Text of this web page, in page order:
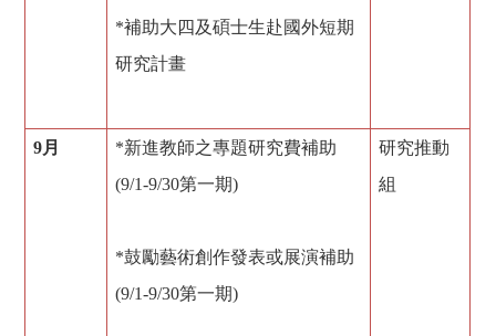
*補助大四及碩士生赴國外短期
研究計畫
9月
*新進教師之專題研究費補助
(9/1-9/30第一期)
*鼓勵藝術創作發表或展演補助
(9/1-9/30第一期)
研究推動
組